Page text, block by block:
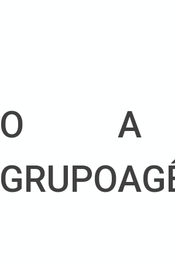
O
GRUPO
A